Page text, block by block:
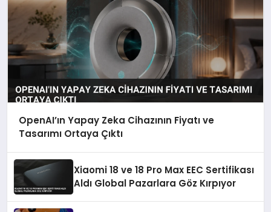
OpenAI’ın Yapay Zeka Cihazının Fiyatı ve
Tasarımı Ortaya Çıktı
Xiaomi 18 ve 18 Pro Max EEC Sertifikası
Aldı Global Pazarlara Göz Kırpıyor